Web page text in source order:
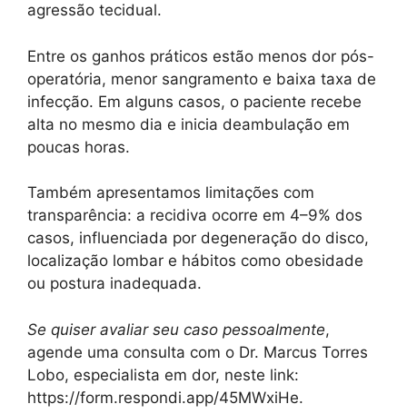
agressão tecidual.
Entre os ganhos práticos estão menos dor pós-
operatória, menor sangramento e baixa taxa de
infecção. Em alguns casos, o paciente recebe
alta no mesmo dia e inicia deambulação em
poucas horas.
Também apresentamos limitações com
transparência: a recidiva ocorre em 4–9% dos
casos, influenciada por degeneração do disco,
localização lombar e hábitos como obesidade
ou postura inadequada.
Se quiser avaliar seu caso pessoalmente,
agende uma consulta com o Dr. Marcus Torres
Lobo, especialista em dor, neste link:
https://form.respondi.app/45MWxiHe.